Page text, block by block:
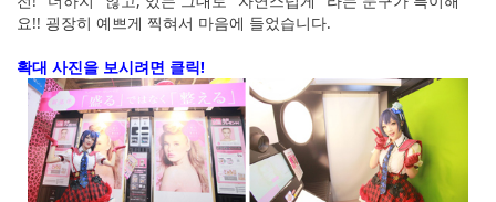
요!! 굉장히 예쁘게 찍혀서 마음에 들었습니다.
확대 사진을 보시려면 클릭!